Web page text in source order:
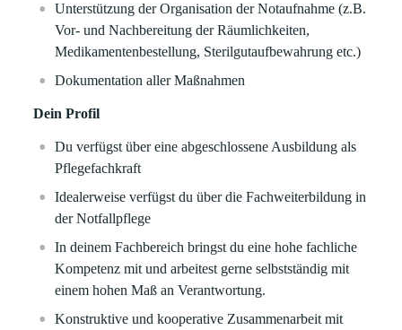
Unterstützung der Organisation der Notaufnahme (z.B.
Vor- und Nachbereitung der Räumlichkeiten,
Medikamentenbestellung, Sterilgutaufbewahrung etc.)
Dokumentation aller Maßnahmen
Dein Profil
Du verfügst über eine abgeschlossene Ausbildung als
Pflegefachkraft
Idealerweise verfügst du über die Fachweiterbildung in
der Notfallpflege
In deinem Fachbereich bringst du eine hohe fachliche
Kompetenz mit und arbeitest gerne selbstständig mit
einem hohen Maß an Verantwortung.
Konstruktive und kooperative Zusammenarbeit mit